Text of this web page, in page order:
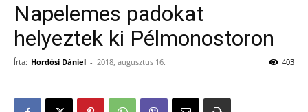
Napelemes padokat
helyeztek ki Pélmonostoron
Írta: Hordósi Dániel - 2018, augusztus 16. 403